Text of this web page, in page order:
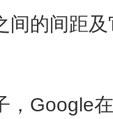
间的间距
，Google